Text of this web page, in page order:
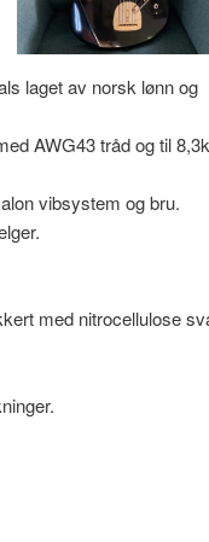
laget av norsk lønn og
AWG43 tråd og til
vibsystem og bru.
med nitrocellulose